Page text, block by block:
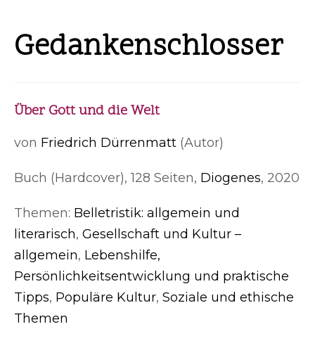
Gedankenschlosser
Über Gott und die Welt
von Friedrich Dürrenmatt (Autor)
Buch (Hardcover), 128 Seiten, Diogenes, 2020
Themen: Belletristik: allgemein und
literarisch, Gesellschaft und Kultur –
allgemein, Lebenshilfe,
Persönlichkeitsentwicklung und praktische
Tipps, Populäre Kultur, Soziale und ethische
Themen